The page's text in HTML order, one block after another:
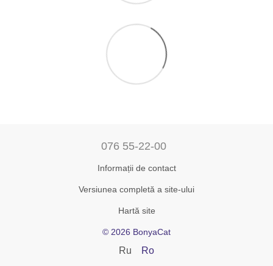
076 55-22-00
Informații de contact
Versiunea completă a site-ului
Hartă site
© 2026 BonyaCat
Ru Ro